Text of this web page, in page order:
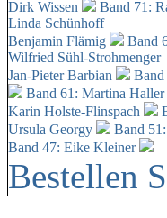
Dirk Wissen
Band 71:
Linda Schünhoff
Benjamin Flämig
Band
Wilfried Sühl-Strohmenger
Jan-Pieter Barbian
Band
Band 61: Martina Haller
Karin Holste-Flinspach
Ursula Georgy
Band
Band 47: Eike Kleiner
Bestellen